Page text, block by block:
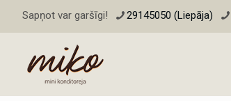
Sapņot var garšīgi! 29145050 (Liepāja)